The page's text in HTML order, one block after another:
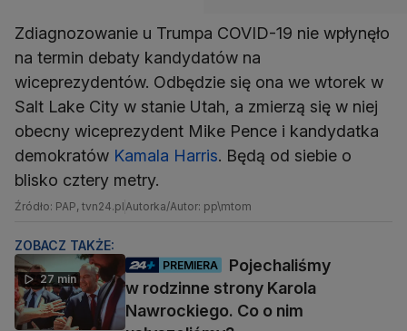
Zdiagnozowanie u Trumpa COVID-19 nie wpłynęło
na termin debaty kandydatów na
wiceprezydentów. Odbędzie się ona we wtorek w
Salt Lake City w stanie Utah, a zmierzą się w niej
obecny wiceprezydent Mike Pence i kandydatka
demokratów Kamala Harris. Będą od siebie o
blisko cztery metry.
Źródło: PAP, tvn24.plAutorka/Autor: pp\mtom
ZOBACZ TAKŻE:
27 min
PREMIERA
Pojechaliśmy
w rodzinne strony Karola
Nawrockiego. Co o nim